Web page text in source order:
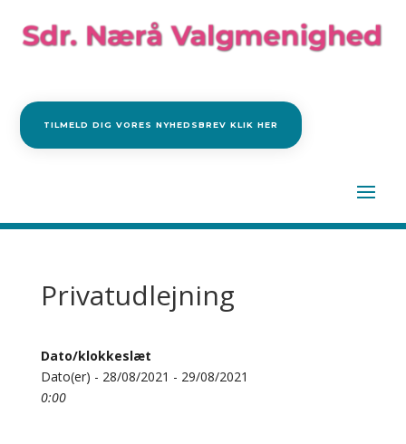
TILMELD DIG VORES NYHEDSBREV KLIK HER
Privatudlejning
Dato/klokkeslæt
Dato(er) - 28/08/2021 - 29/08/2021
0:00